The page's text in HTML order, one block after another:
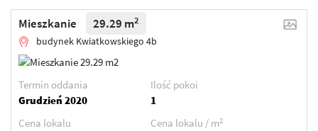
Mieszkanie 29.29 m2
budynek Kwiatkowskiego 4b
Termin oddania
Grudzień 2020
Ilość pokoi
1
Cena lokalu
Cena lokalu / m2